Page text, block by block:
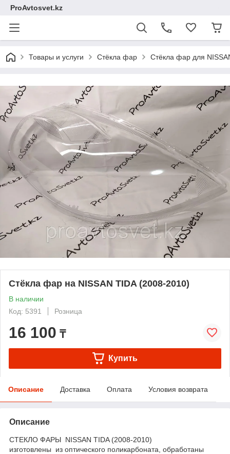
ProAvtosvet.kz
Товары и услуги Стёкла фар Стёкла фар для
Стёкла фар на NISSAN TIDA (2008-2010)
В наличии
Код: 5391
Розница
16 100 ₸
Купить
Описание Доставка Оплата Условия возврата
Описание
СТЕКЛО ФАРЫ NISSAN TIDA (2008-2010)
изготовлены из оптического поликарбоната, обработаны